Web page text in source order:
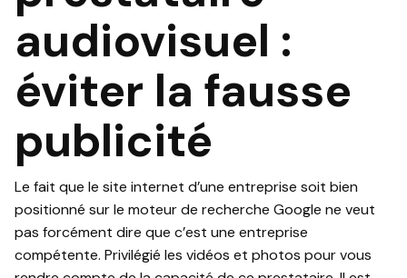
audiovisuel :
éviter la fausse
publicité
Le fait que le site internet d’une entreprise soit bien
positionné sur le moteur de recherche Google ne veut
pas forcément dire que c’est une entreprise
compétente. Privilégié les vidéos et photos pour vous